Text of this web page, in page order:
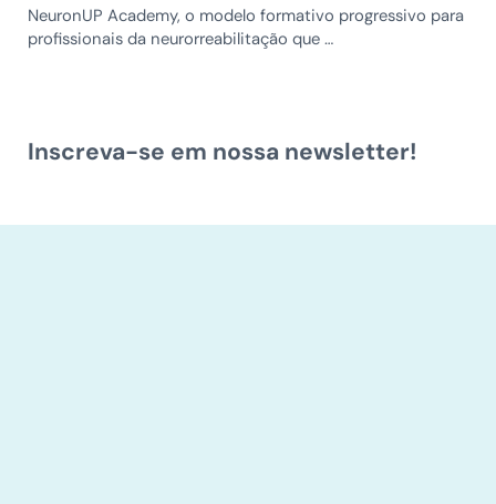
NeuronUP Academy, o modelo formativo progressivo para
profissionais da neurorreabilitação que …
Inscreva-se em nossa newsletter!